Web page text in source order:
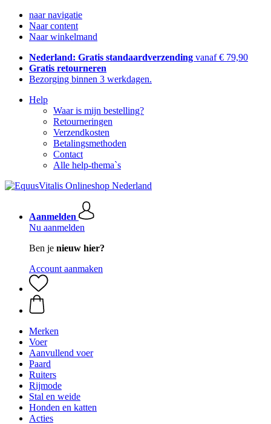
naar navigatie
Naar content
Naar winkelmand
Nederland: Gratis standaardverzending vanaf € 79,90
Gratis retourneren
Bezorging binnen 3 werkdagen.
Help
Waar is mijn bestelling?
Retourneringen
Verzendkosten
Betalingsmethoden
Contact
Alle help-thema`s
Aanmelden
Nu aanmelden
Ben je nieuw hier?
Account aanmaken
Merken
Voer
Aanvullend voer
Paard
Ruiters
Rijmode
Stal en weide
Honden en katten
Acties